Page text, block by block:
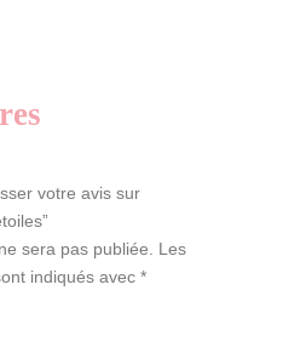
votre avis sur
sera pas publiée.
Les
indiqués avec *